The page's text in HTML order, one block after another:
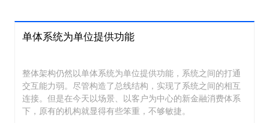
单体系统为单位提供功能
整体架构仍然以单体系统为单位提供功能，系统之间的打通
交互能力弱。尽管构造了总线结构，实现了系统之间的相互
连接。但是在今天以场景、以客户为中心的新金融消费体系
下，原有的机构就显得有些笨重，不够敏捷。